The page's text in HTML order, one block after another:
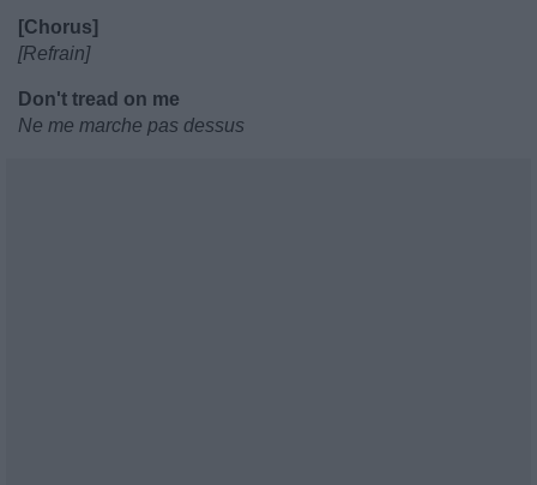
[Chorus]
[Refrain]
Don't tread on me
Ne me marche pas dessus